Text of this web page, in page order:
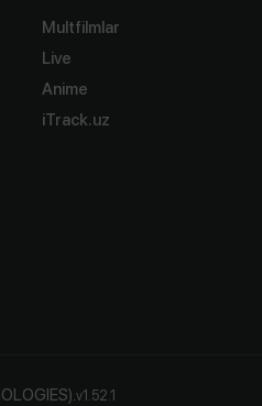
Multfilmlar
Live
Anime
iTrack.uz
v1.52.1